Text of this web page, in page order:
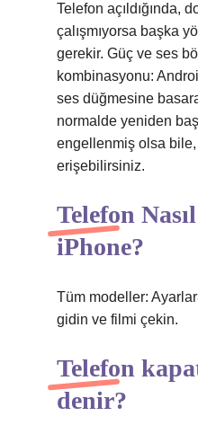
Telefon açıldığında,
çalışmıyorsa başka
gerekir. Güç ve ses
kombinasyonu:
ses düğmesine
normalde yeniden
engellenmiş olsa
erişebilirsiniz.
Telefon
iPhone?
Tüm modeller:
gidin ve filmi çekin.
Telefon
denir?